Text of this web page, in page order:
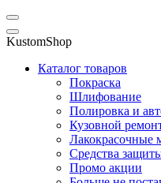
KustomShop
Каталог товаров
Покраска
Шлифование
Полировка и
Кузовной
Лакокрасочные
Средства
Промо акции